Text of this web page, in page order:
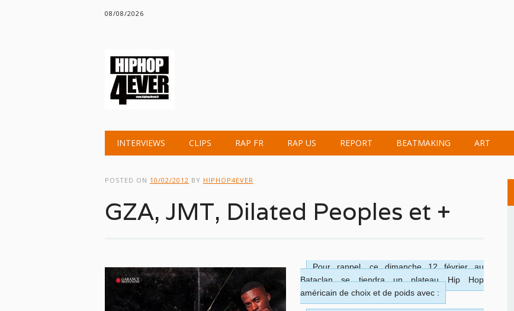
08/08/2026
Main menu
INTERVIEWS CLIPS RAP FR RAP US REPORT BEATMAKING ART
POSTED ON 10/02/2012 BY HIPHOP4EVER
GZA, JMT, Dilated Peoples et +
Pour rappel, ce dimanche 12 février au
Bataclan se tiendra un plateau Hip Hop
américain de choix et de poids avec :